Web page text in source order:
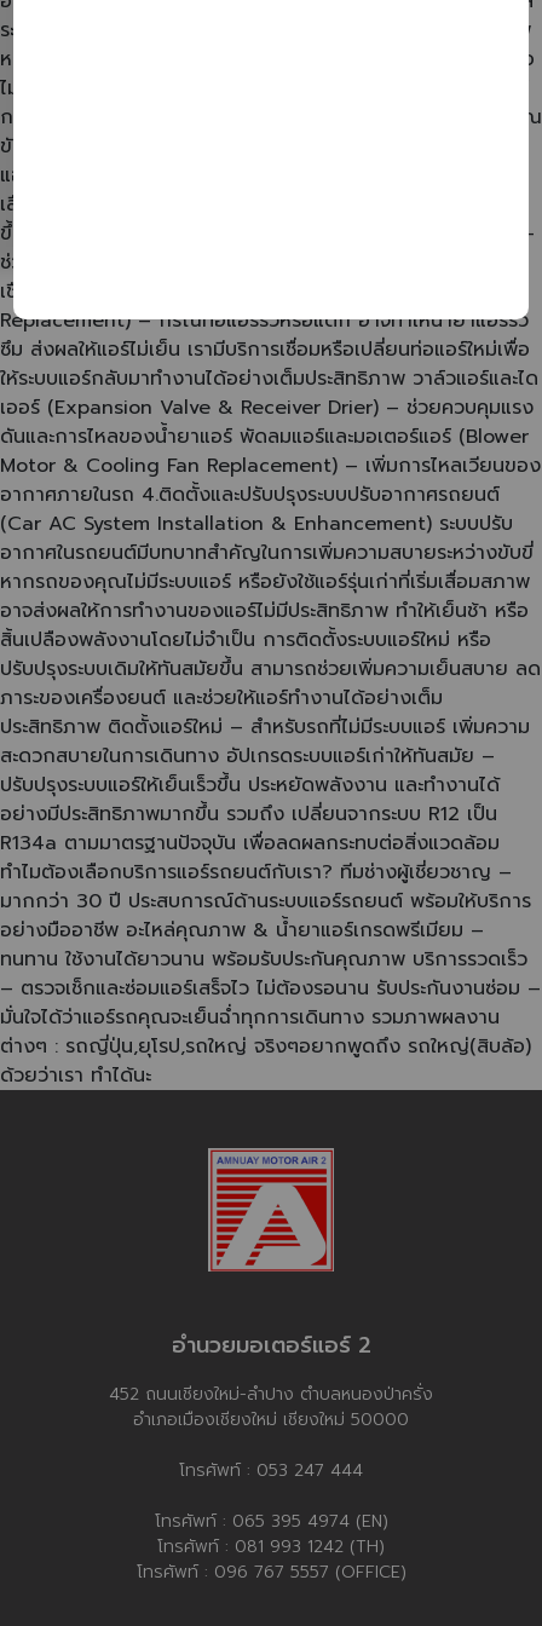
ระบบแอร์เป็นหัวใจสำคัญที่ช่วยให้แอร์ทำงานได้อย่างมีประสิทธิภาพ
หากชิ้นส่วนใดเสื่อมสภาพหรือเสียหาย อาจทำให้แอร์เย็นช้าลง หรือ
ไม่เย็นเลย การซ่อมหรือเปลี่ยนอะไหล่ที่เหมาะสม จะช่วยให้ระบบแอร์
กลับมาทำงานได้เต็มประสิทธิภาพ ยืดอายุการใช้งาน และช่วยให้คุณ
ขับขี่อย่างสบายใจ บริการเปลี่ยนอะไหล่ระบบแอร์ คอมเพรสเซอร์
แอร์ (AC Compressor) – ซ่อมหรือเปลี่ยนคอมเพรสเซอร์แอร์ที่
เสื่อมสภาพ คอยล์เย็น ( Evaporator Coil) – ช่วยให้แอร์เย็นเร็ว
ขึ้นและทำงานได้เต็มประสิทธิภาพ คอยล์ร้อน (Condense Coil) –
ช่วยให้แอร์ระบายความร้อนได้ดีขึ้น ทำให้ระบบทำงานมีประสิทธิภาพ
เชื่อมท่อ หรือ เปลี่ยนท่อแอร์ (AC Pipe Welding &
Replacement) – กรณีท่อแอร์รั่วหรือแตก อาจทำให้น้ำยาแอร์รั่ว
ซึม ส่งผลให้แอร์ไม่เย็น เรามีบริการเชื่อมหรือเปลี่ยนท่อแอร์ใหม่เพื่อ
ให้ระบบแอร์กลับมาทำงานได้อย่างเต็มประสิทธิภาพ วาล์วแอร์และได
เออร์ (Expansion Valve & Receiver Drier) – ช่วยควบคุมแรง
ดันและการไหลของน้ำยาแอร์ พัดลมแอร์และมอเตอร์แอร์ (Blower
Motor & Cooling Fan Replacement) – เพิ่มการไหลเวียนของ
อากาศภายในรถ 4.ติดตั้งและปรับปรุงระบบปรับอากาศรถยนต์
(Car AC System Installation & Enhancement) ระบบปรับ
อากาศในรถยนต์มีบทบาทสำคัญในการเพิ่มความสบายระหว่างขับขี่
หากรถของคุณไม่มีระบบแอร์ หรือยังใช้แอร์รุ่นเก่าที่เริ่มเสื่อมสภาพ
อาจส่งผลให้การทำงานของแอร์ไม่มีประสิทธิภาพ ทำให้เย็นช้า หรือ
สิ้นเปลืองพลังงานโดยไม่จำเป็น การติดตั้งระบบแอร์ใหม่ หรือ
ปรับปรุงระบบเดิมให้ทันสมัยขึ้น สามารถช่วยเพิ่มความเย็นสบาย ลด
ภาระของเครื่องยนต์ และช่วยให้แอร์ทำงานได้อย่างเต็ม
ประสิทธิภาพ ติดตั้งแอร์ใหม่ – สำหรับรถที่ไม่มีระบบแอร์ เพิ่มความ
สะดวกสบายในการเดินทาง อัปเกรดระบบแอร์เก่าให้ทันสมัย –
ปรับปรุงระบบแอร์ให้เย็นเร็วขึ้น ประหยัดพลังงาน และทำงานได้
อย่างมีประสิทธิภาพมากขึ้น รวมถึง เปลี่ยนจากระบบ R12 เป็น
R134a ตามมาตรฐานปัจจุบัน เพื่อลดผลกระทบต่อสิ่งแวดล้อม
ทำไมต้องเลือกบริการแอร์รถยนต์กับเรา? ทีมช่างผู้เชี่ยวชาญ –
มากกว่า 30 ปี ประสบการณ์ด้านระบบแอร์รถยนต์ พร้อมให้บริการ
อย่างมืออาชีพ อะไหล่คุณภาพ & น้ำยาแอร์เกรดพรีเมียม –
ทนทาน ใช้งานได้ยาวนาน พร้อมรับประกันคุณภาพ บริการรวดเร็ว
– ตรวจเช็กและซ่อมแอร์เสร็จไว ไม่ต้องรอนาน รับประกันงานซ่อม –
มั่นใจได้ว่าแอร์รถคุณจะเย็นฉ่ำทุกการเดินทาง รวมภาพผลงาน
ต่างๆ : รถญี่ปุ่น,ยุโรป,รถใหญ่ จริงๆอยากพูดถึง รถใหญ่(สิบล้อ)
ด้วยว่าเรา ทำได้นะ
อํานวยมอเตอร์แอร์ 2
452 ถนนเชียงใหม่-ลำปาง ตำบลหนองป่าครั่ง
อำเภอเมืองเชียงใหม่ เชียงใหม่ 50000
โทรศัพท์ : 053 247 444
โทรศัพท์ : 065 395 4974 (EN)
โทรศัพท์ : 081 993 1242 (TH)
โทรศัพท์ : 096 767 5557 (OFFICE)